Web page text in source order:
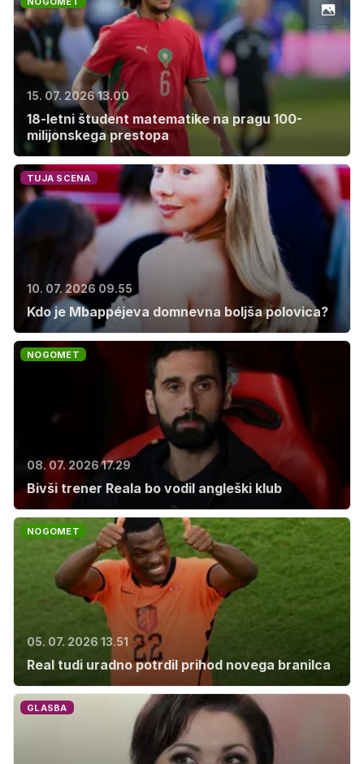
15. 07. 2026 13.00
18-letni študent matematike na pragu 100-
milijonskega prestopa
TUJA SCENA
10. 07. 2026 09.55
Kdo je Mbappéjeva domnevna boljša polovica?
NOGOMET
08. 07. 2026 17.29
Bivši trener Reala bo vodil angleški klub
NOGOMET
05. 07. 2026 13.51
Real tudi uradno potrdil prihod novega branilca
GLASBA